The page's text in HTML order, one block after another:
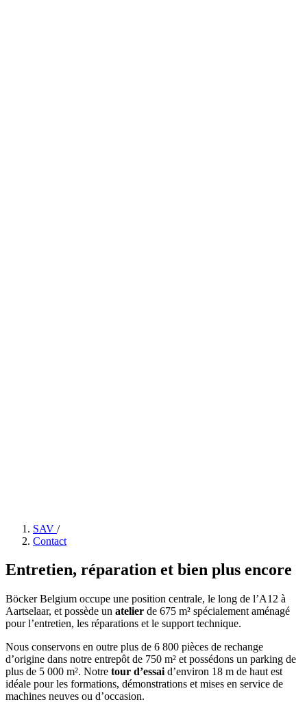
SAV /
Contact
Entretien, réparation et bien plus encore
Böcker Belgium occupe une position centrale, le long de l’A12 à
Aartselaar, et possède un atelier de 675 m² spécialement aménagé
pour l’entretien, les réparations et le support technique.
Nous conservons en outre plus de 6 800 pièces de rechange
d’origine dans notre entrepôt de 750 m² et possédons un parking de
plus de 5 000 m². Notre tour d’essai d’environ 18 m de haut est
idéale pour les formations, démonstrations et mises en service de
machines neuves ou d’occasion.